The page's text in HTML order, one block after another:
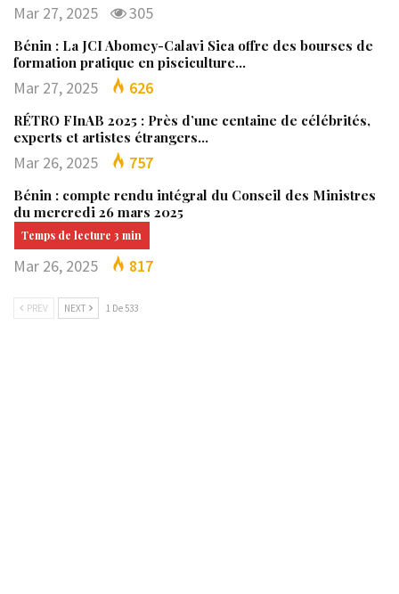
Mar 27, 2025 305
Bénin : La JCI Abomey-Calavi Sica offre des bourses de
formation pratique en pisciculture…
Mar 27, 2025 626
RÉTRO FInAB 2025 : Près d’une centaine de célébrités,
experts et artistes étrangers…
Mar 26, 2025 757
Bénin : compte rendu intégral du Conseil des Ministres
du mercredi 26 mars 2025
Mar 26, 2025 817
PREV NEXT 1 De 533